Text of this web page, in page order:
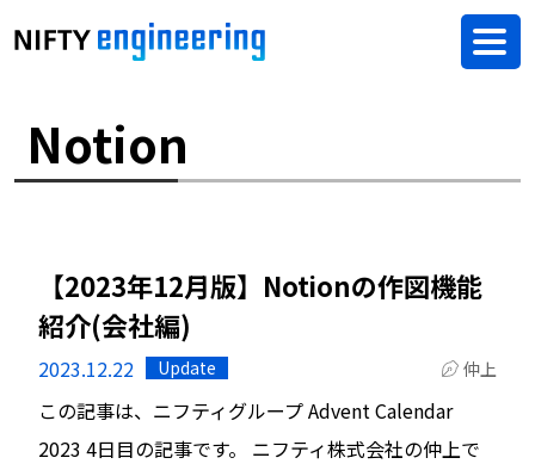
Notion
【2023年12月版】Notionの作図機能
紹介(会社編)
2023.12.22 Update 仲上
この記事は、ニフティグループ Advent Calendar
2023 4日目の記事です。 ニフティ株式会社の仲上で